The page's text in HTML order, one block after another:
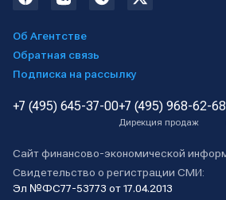
Об Агентстве
Обратная связь
Подписка на рассылку
+7 (495) 645-37-00+7 (495) 968-62-68
Дирекция продаж
Сайт финансово-экономической
Свидетельство о регистрации СМИ:
Эл №ФС77-53773 от 17.04.2013